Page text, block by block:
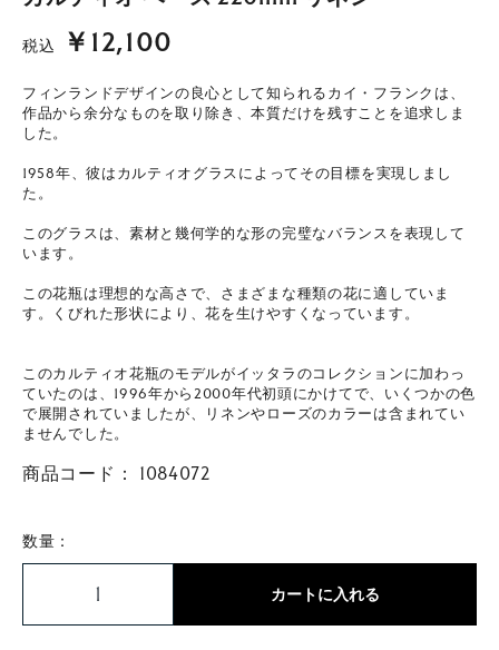
税込 ￥12,100
フィンランドデザインの良心として知られるカイ・フランクは、
作品から余分なものを取り除き、本質だけを残すことを追求しま
した。
1958年、彼はカルティオグラスによってその目標を実現しまし
た。
このグラスは、素材と幾何学的な形の完璧なバランスを表現して
います。
この花瓶は理想的な高さで、さまざまな種類の花に適していま
す。くびれた形状により、花を生けやすくなっています。
このカルティオ花瓶のモデルがイッタラのコレクションに加わっ
ていたのは、1996年から2000年代初頭にかけてで、いくつかの色
で展開されていましたが、リネンやローズのカラーは含まれてい
ませんでした。
商品コード： 1084072
数量：
カートに入れる